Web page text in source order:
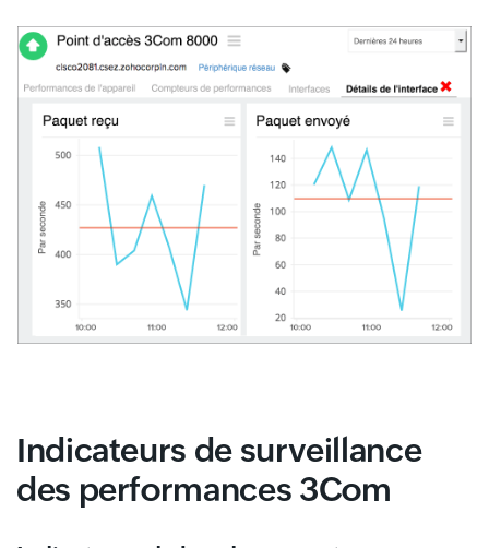
Indicateurs de surveillance
des performances 3Com